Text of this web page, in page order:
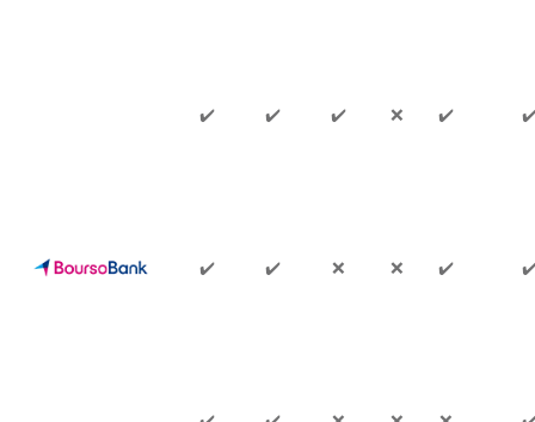
✔️ ✔️ ✔️ ❌ ✔️
✔️ ✔️ ❌ ❌ ✔️